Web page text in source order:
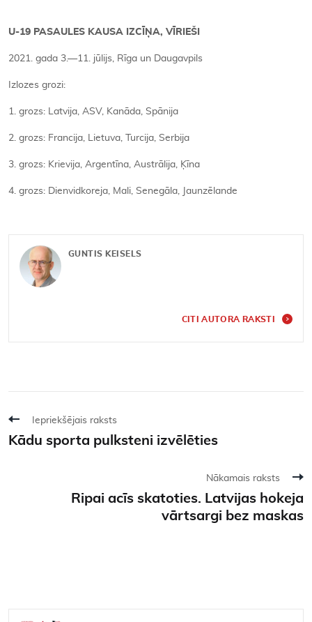
U-19 PASAULES KAUSA IZCĪŅA, VĪRIEŠI
2021. gada 3.—11. jūlijs, Rīga un Daugavpils
Izlozes grozi:
1. grozs: Latvija, ASV, Kanāda, Spānija
2. grozs: Francija, Lietuva, Turcija, Serbija
3. grozs: Krievija, Argentīna, Austrālija, Ķīna
4. grozs: Dienvidkoreja, Mali, Senegāla, Jaunzēlande
GUNTIS KEISELS
CITI AUTORA RAKSTI
Iepriekšējais raksts
Kādu sporta pulksteni izvēlēties
Nākamais raksts
Ripai acīs skatoties. Latvijas hokeja
vārtsargi bez maskas